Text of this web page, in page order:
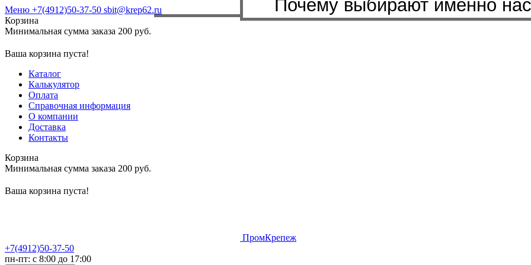
Меню +7(4912)50-37-50 sbit@krep62.ru
Корзина
Минимальная сумма заказа 200 руб.
Ваша корзина пуста!
Каталог
Калькулятор
Оплата
Справочная информация
О компании
Доставка
Контакты
Корзина
Минимальная сумма заказа 200 руб.
Ваша корзина пуста!
ПромКрепеж
+7(4912)50-37-50
пн-пт: с 8:00 до 17:00
Почему выбирают именно